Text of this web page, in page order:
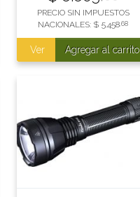
PRECIO SIN IMPUESTOS
NACIONALES: $ 5.458,68
Ver Agregar al carrito